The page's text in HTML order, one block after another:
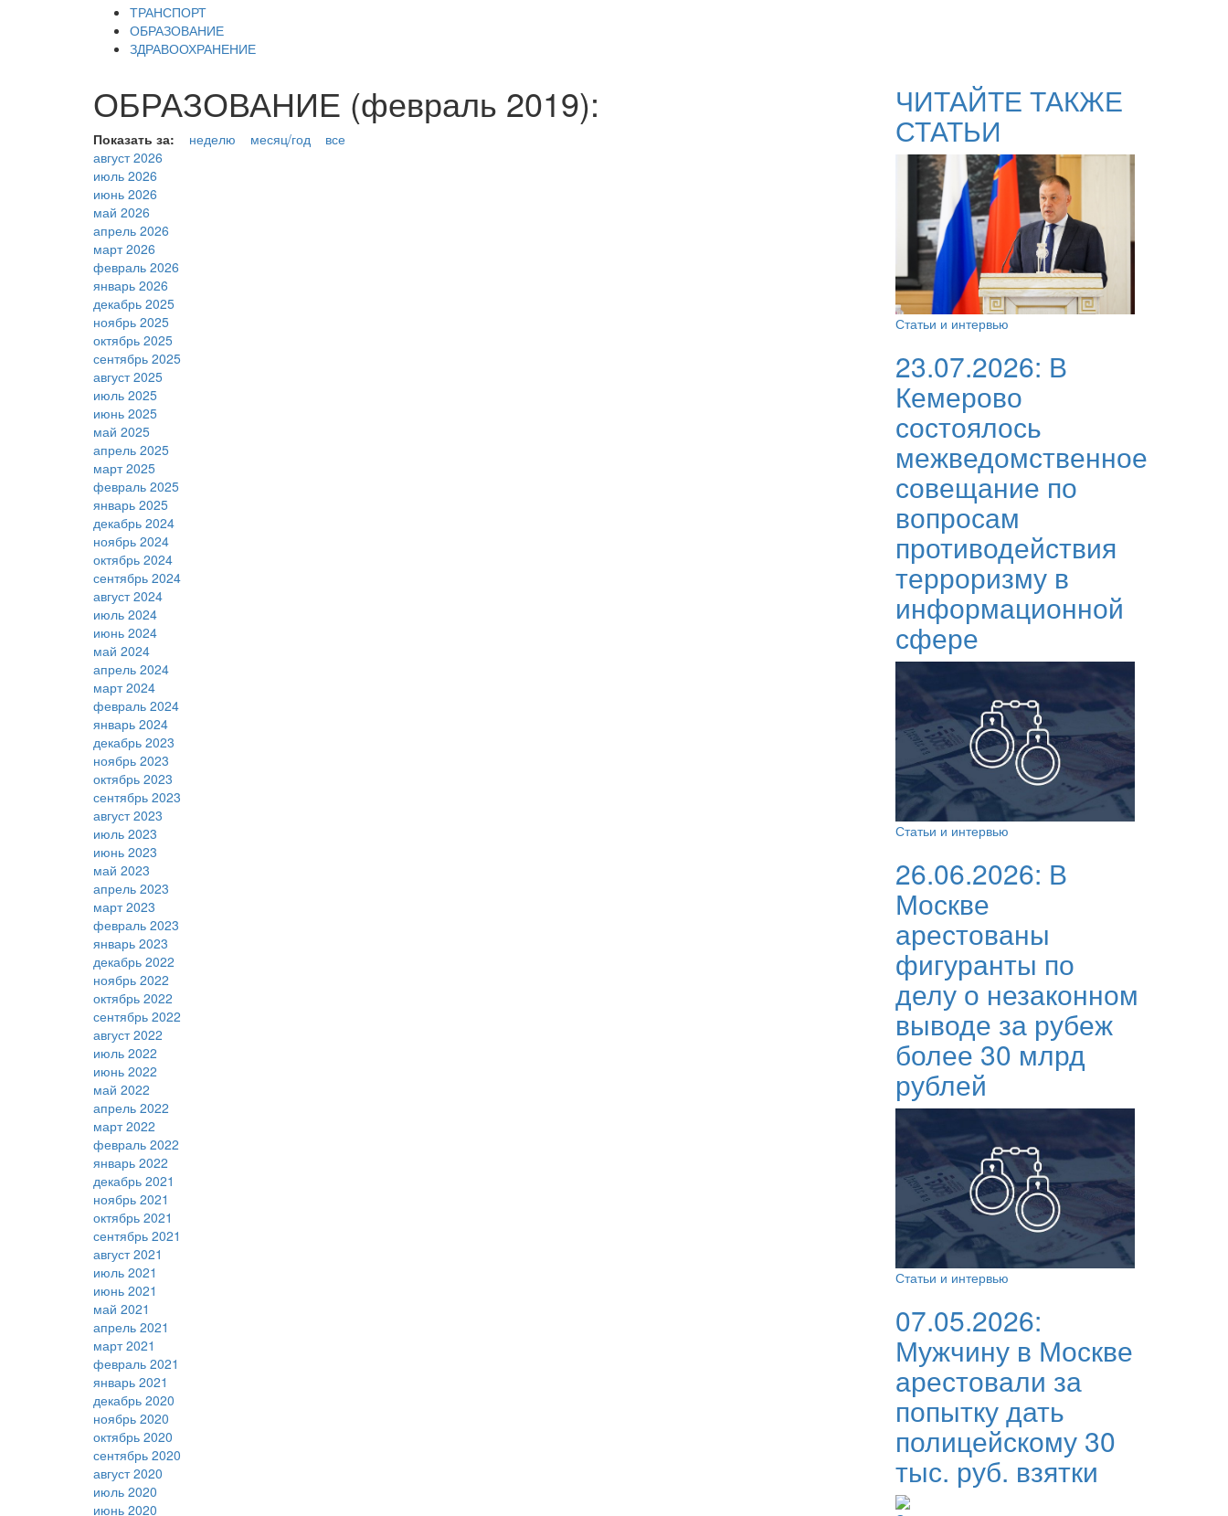
ТРАНСПОРТ
ОБРАЗОВАНИЕ
ЗДРАВООХРАНЕНИЕ
ОБРАЗОВАНИЕ (февраль 2019):
Показать за: неделю месяц/год
все
август 2026
июль 2026
июнь 2026
май 2026
апрель 2026
март 2026
февраль 2026
январь 2026
декабрь 2025
ноябрь 2025
октябрь 2025
сентябрь 2025
август 2025
июль 2025
июнь 2025
май 2025
апрель 2025
март 2025
февраль 2025
январь 2025
декабрь 2024
ноябрь 2024
октябрь 2024
сентябрь 2024
август 2024
июль 2024
июнь 2024
май 2024
апрель 2024
март 2024
февраль 2024
январь 2024
декабрь 2023
ноябрь 2023
октябрь 2023
сентябрь 2023
август 2023
июль 2023
июнь 2023
май 2023
апрель 2023
март 2023
февраль 2023
январь 2023
декабрь 2022
ноябрь 2022
октябрь 2022
сентябрь 2022
август 2022
июль 2022
июнь 2022
май 2022
апрель 2022
март 2022
февраль 2022
январь 2022
декабрь 2021
ноябрь 2021
октябрь 2021
сентябрь 2021
август 2021
июль 2021
июнь 2021
май 2021
апрель 2021
март 2021
февраль 2021
январь 2021
декабрь 2020
ноябрь 2020
октябрь 2020
сентябрь 2020
август 2020
июль 2020
июнь 2020
ЧИТАЙТЕ ТАКЖЕ
СТАТЬИ
Статьи и интервью
23.07.2026: В
Кемерово
состоялось
межведомственное
совещание по
вопросам
противодействия
терроризму в
информационной
сфере
Статьи и интервью
26.06.2026: В
Москве
арестованы
фигуранты по
делу о незаконном
выводе за рубеж
более 30 млрд
рублей
Статьи и интервью
07.05.2026:
Мужчину в Москве
арестовали за
попытку дать
полицейскому 30
тыс. руб. взятки